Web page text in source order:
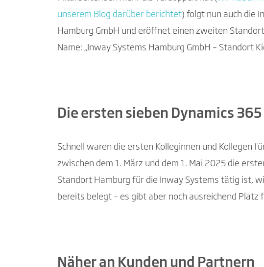
unserem Blog darüber berichtet) folgt nun auch die
Hamburg GmbH und eröffnet einen zweiten
Name: „Inway Systems Hamburg GmbH – Standort
Die ersten sieben Dynamics
Schnell waren die ersten Kolleginnen und Kollegen
zwischen dem 1. März und dem 1. Mai 2025 die
Standort Hamburg für die Inway Systems tätig ist,
bereits belegt – es gibt aber noch ausreichend Platz
Näher an Kunden und Partnern